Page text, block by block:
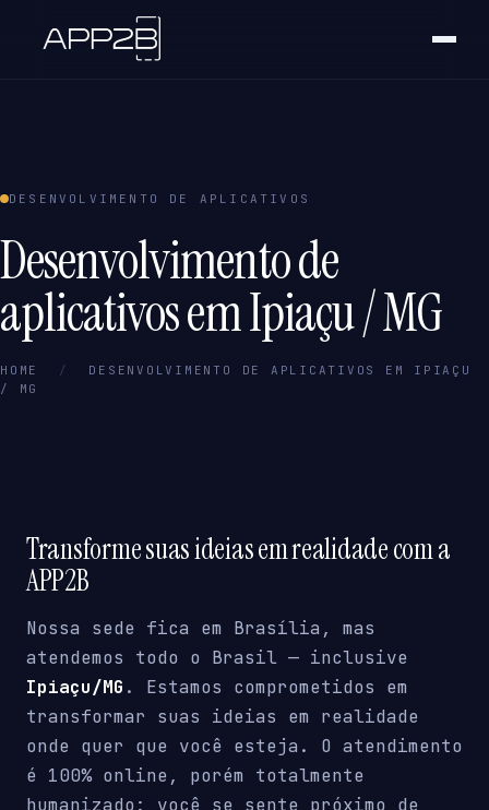
DESENVOLVIMENTO DE APLICATIVOS
Desenvolvimento de
aplicativos em Ipiaçu / MG
HOME /
DESENVOLVIMENTO DE APLICATIVOS EM IPIAÇU
/ MG
Transforme suas ideias em realidade com a
APP2B
Nossa sede fica em Brasília, mas
atendemos todo o Brasil — inclusive
Ipiaçu/MG . Estamos comprometidos em
transformar suas ideias em realidade
onde quer que você esteja. O atendimento
é 100% online, porém totalmente
humanizado: você se sente próximo de